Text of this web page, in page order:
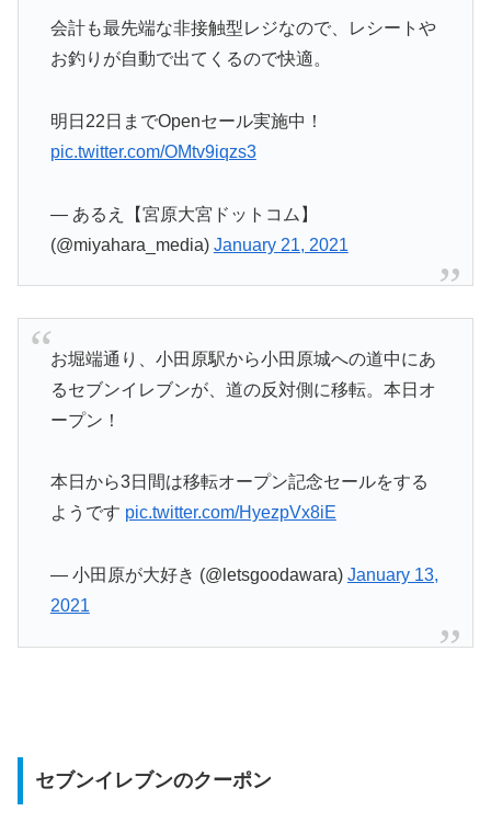
会計も最先端な非接触型レジなので、レシートや
お釣りが自動で出てくるので快適。
明日22日までOpenセール実施中！
pic.twitter.com/OMtv9iqzs3
— あるえ【宮原大宮ドットコム】
(@miyahara_media) January 21, 2021
お堀端通り、小田原駅から小田原城への道中にあ
るセブンイレブンが、道の反対側に移転。本日オ
ープン！
本日から3日間は移転オープン記念セールをする
ようです pic.twitter.com/HyezpVx8iE
— 小田原が大好き (@letsgoodawara) January 13,
2021
セブンイレブンのクーポン